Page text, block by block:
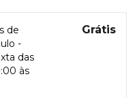
de
-
das
às
Grátis